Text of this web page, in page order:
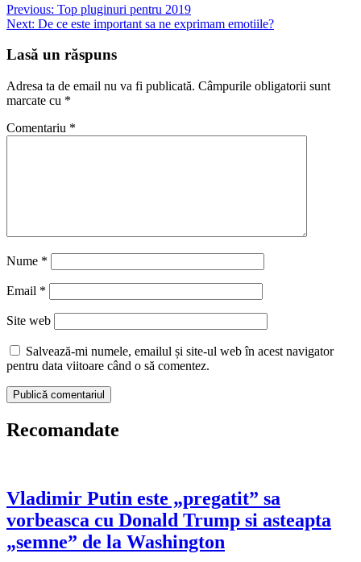
Navigare
în
articole
Previous: Top pluginuri pentru 2019
Next: De ce este important sa ne exprimam emotiile?
Lasă un răspuns
Adresa ta de email nu va fi publicată. Câmpurile obligatorii sunt
marcate cu *
Comentariu *
Nume *
Email *
Site web
Salvează-mi numele, emailul și site-ul web în acest navigator
pentru data viitoare când o să comentez.
Recomandate
Vladimir Putin este „pregatit” sa
vorbeasca cu Donald Trump si asteapta
„semne” de la Washington